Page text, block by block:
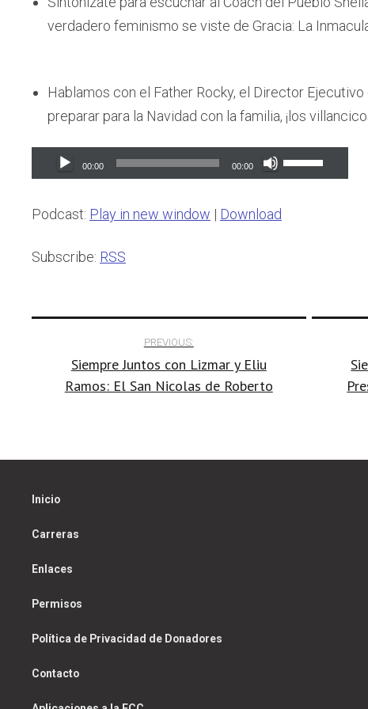
verdadero feminismo se viste de Gracia: La
Hablamos con el Father Rocky, el Director
preparar para la Navidad con la familia, ¡los
Audio
Player
00:00 00:00
Use
Up/Down
Podcast: Play in new window | Download
Subscribe: RSS
navigation
PREVIOUS:
Siempre Juntos con Lizmar y Eliu
Ramos: El San Nicolas de Roberto
Inicio
Carreras
Enlaces
Permisos
Política de Privacidad de Donadores
Contacto